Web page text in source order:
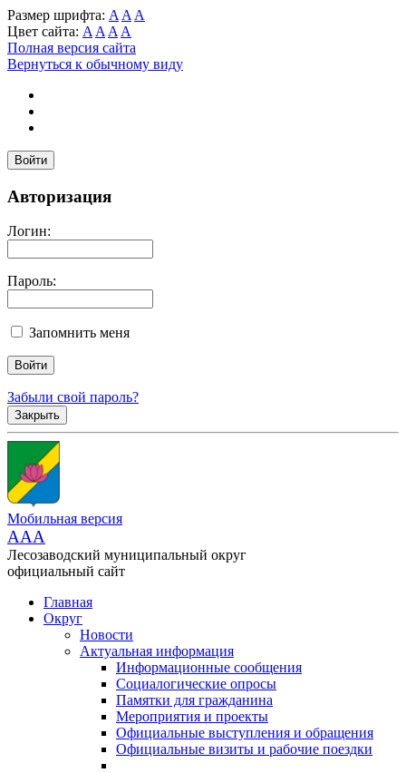
Размер шрифта: A A A
Цвет сайта: A A A A
Полная версия сайта
Вернуться к обычному виду
Войти
Авторизация
Логин:
Пароль:
Запомнить меня
Забыли свой пароль?
Закрыть
Мобильная версия
AAA
Лесозаводский муниципальный округ
официальный сайт
Главная
Округ
Новости
Актуальная информация
Информационные сообщения
Социалогические опросы
Памятки для гражданина
Мероприятия и проекты
Официальные выступления и обращения
Официальные визиты и рабочие поездки